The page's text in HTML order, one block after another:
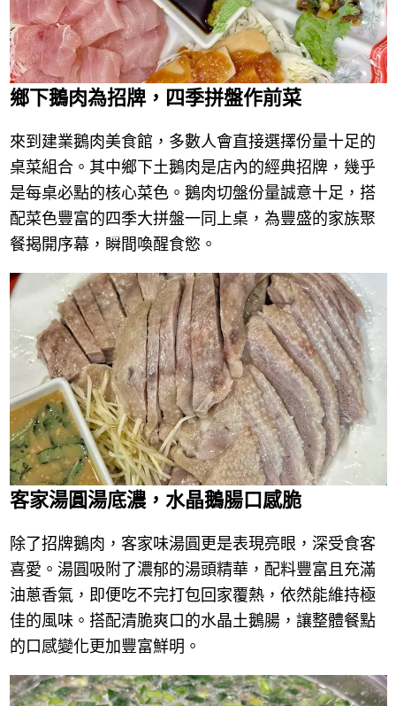
鄉下鵝肉為招牌，四季拼盤作前菜
來到建業鵝肉美食館，多數人會直接選擇份量十足的
桌菜組合。其中鄉下土鵝肉是店內的經典招牌，幾乎
是每桌必點的核心菜色。鵝肉切盤份量誠意十足，搭
配菜色豐富的四季大拼盤一同上桌，為豐盛的家族聚
餐揭開序幕，瞬間喚醒食慾。
客家湯圓湯底濃，水晶鵝腸口感脆
除了招牌鵝肉，客家味湯圓更是表現亮眼，深受食客
喜愛。湯圓吸附了濃郁的湯頭精華，配料豐富且充滿
油蔥香氣，即便吃不完打包回家覆熱，依然能維持極
佳的風味。搭配清脆爽口的水晶土鵝腸，讓整體餐點
的口感變化更加豐富鮮明。